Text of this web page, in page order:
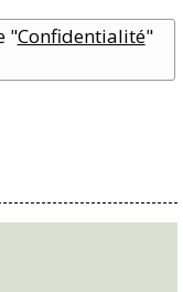
"Confidentialité"